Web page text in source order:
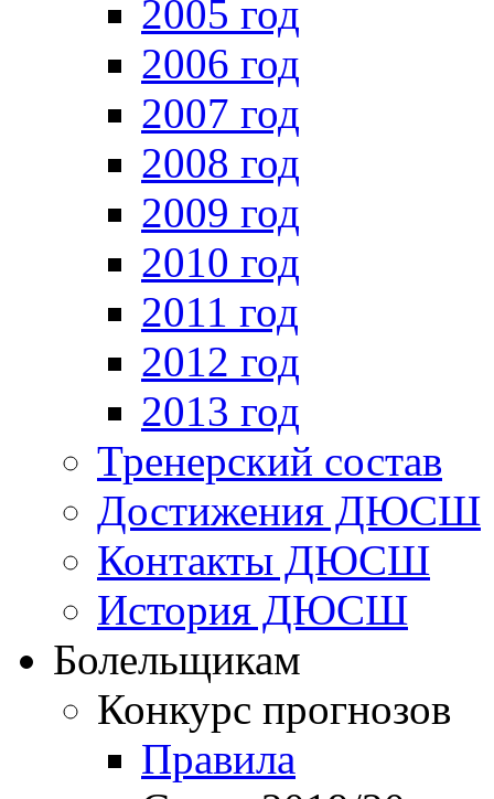
2005 год
2006 год
2007 год
2008 год
2009 год
2010 год
2011 год
2012 год
2013 год
Тренерский состав
Достижения ДЮСШ
Контакты ДЮСШ
История ДЮСШ
Болельщикам
Конкурс прогнозов
Правила